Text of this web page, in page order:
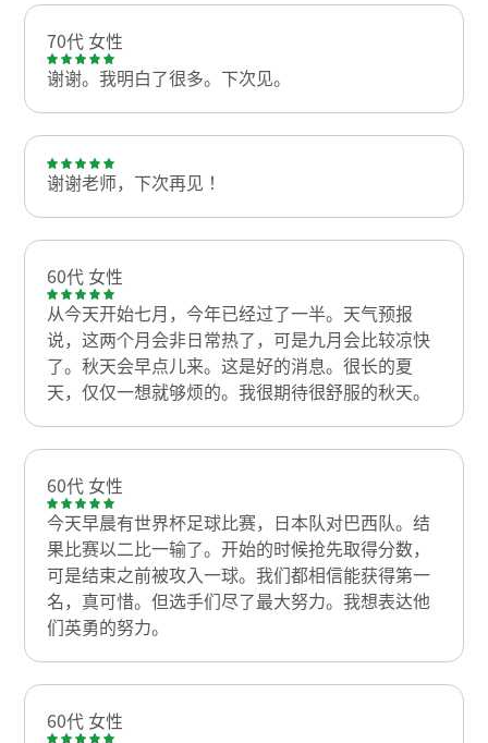
70代 女性
谢谢。我明白了很多。下次见。
谢谢老师，下次再见！
60代 女性
从今天开始七月，今年已经过了一半。天气预报
说，这两个月会非日常热了，可是九月会比较凉快
了。秋天会早点儿来。这是好的消息。很长的夏
天，仅仅一想就够烦的。我很期待很舒服的秋天。
60代 女性
今天早晨有世界杯足球比赛，日本队对巴西队。结
果比赛以二比一输了。开始的时候抢先取得分数，
可是结束之前被攻入一球。我们都相信能获得第一
名，真可惜。但选手们尽了最大努力。我想表达他
们英勇的努力。
60代 女性